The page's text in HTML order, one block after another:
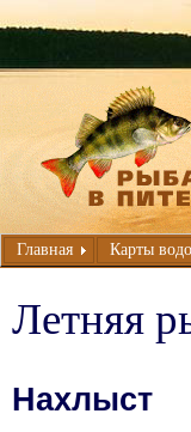
Главная Карты
Летняя
Нахлыст